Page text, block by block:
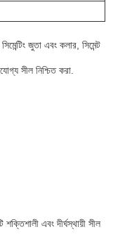
জুতা এবং কলার, সিমেন্ট
সীল নিশ্চিত করা.
এবং দীর্ঘস্থায়ী সীল